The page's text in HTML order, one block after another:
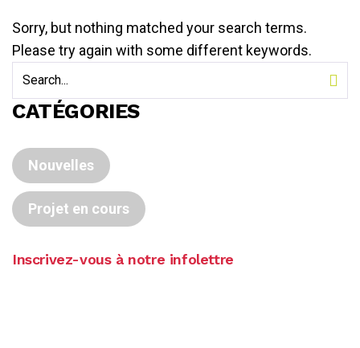
Sorry, but nothing matched your search terms.
Please try again with some different keywords.
CATÉGORIES
Nouvelles
Projet en cours
Inscrivez-vous à notre infolettre